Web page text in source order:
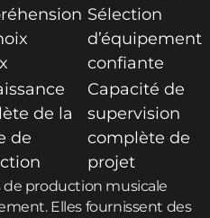
Sélection
d’équipement
confiante
de la
de
Capacité de
supervision
complète de
projet
de production musicale
Elles fournissent des